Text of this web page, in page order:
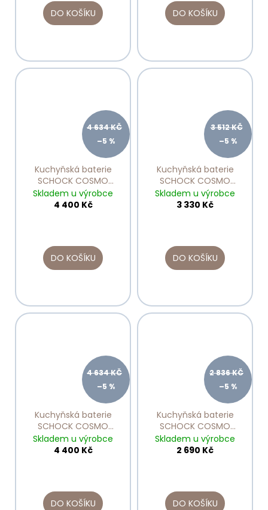
DO KOŠÍKU DO KOŠÍKU
4 634 KČ
–5 %
Kuchyňská baterie
SCHOCK COSMO
ASPHALT 525122
Skladem u výrobce
4 400 Kč
DO KOŠÍKU
3 512 KČ
–5 %
Kuchyňská baterie
SCHOCK COSMO
CROMA 525001
Skladem u výrobce
3 330 Kč
DO KOŠÍKU
4 634 KČ
–5 %
Kuchyňská baterie
SCHOCK COSMO
CROMA 525122
Skladem u výrobce
4 400 Kč
DO KOŠÍKU
2 836 KČ
–5 %
Kuchyňská baterie
SCHOCK COSMO
chrom 525001
Skladem u výrobce
2 690 Kč
DO KOŠÍKU